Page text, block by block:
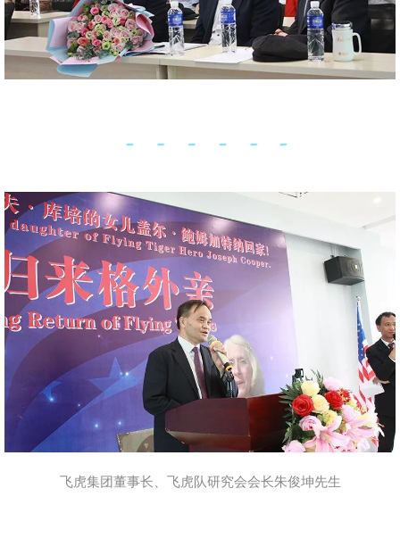
飞虎集团董事长、飞虎队研究会会长朱俊坤先生